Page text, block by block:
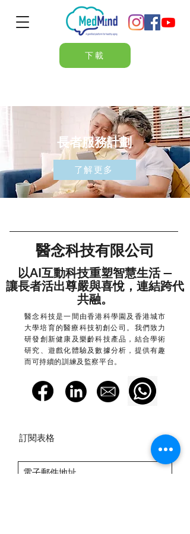
下載
長者服務計劃
了解更多
醫念科技有限公司
以AI互動科技重塑智慧生活 —
讓長者活出尊嚴與喜悅，連結跨代
共融。
醫念科技是一間由香港科學園及香港城市
大學培育的醫療科技初創公司。​我們致力
研發創新健康及樂齡科技產品，結合學術
研究、遊戲化體驗及數據分析，提供有趣
而可持續的訓練及監察平台。
訂閱表格